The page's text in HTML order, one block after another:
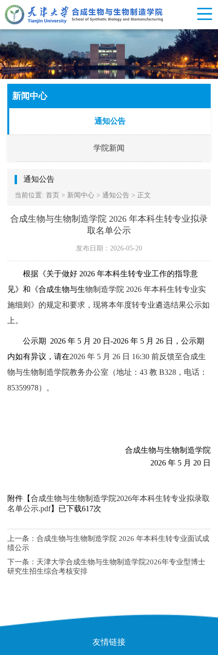
新闻中心
通知公告
学院新闻
通知公告
当前位置: 首页 > 新闻中心 > 通知公告 > 正文
合成生物与生物制造学院 2026 年本科生转专业拟录
取名单公示
发布日期：2026-05-20
根据《关于做好 2026 年本科生转专业工作的指导意
见》和《合成生物与生物制造学院 2026 年本科生转专业实
施细则》的规定和要求，现将本年度转专业遴选结果公示如
上。
公示期
2026 年 5 月 20 日-2026 年 5 月 26 日，公示期
内如有异议，请在2026 年 5 月 26 日 16:30 前反馈至合成生
物与生物制造学院教务办公室（地址：43 教 B328，电话：
85359978）。
合成生物与生物制造学院
2026 年 5 月 20 日
附件【合成生物与生物制造学院2026年本科生转专业拟录取
名单公示.pdf】已下载617次
上一条： 合成生物与生物制造学院 2026 年本科生转专业面试成
绩公示
下一条： 天津大学合成生物与生物制造学院2026年专业型博士
研究生招生综合考核安排
友情链接